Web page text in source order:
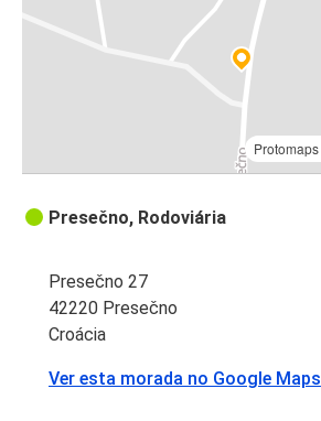
Protomaps
Presečno, Rodoviária
Presečno 27
42220 Presečno
Croácia
Ver esta morada no Google Maps